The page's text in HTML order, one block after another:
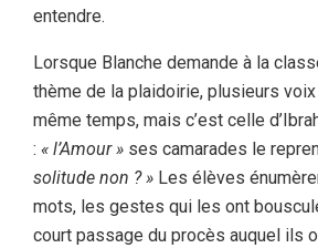
entendre.
Lorsque Blanche demande à la
thème de la plaidoirie, plusieurs voix
même temps, mais c’est celle
: « l’Amour » ses camarades le
solitude non ? » Les élèves
mots, les gestes qui les ont
court passage du procès auquel ils